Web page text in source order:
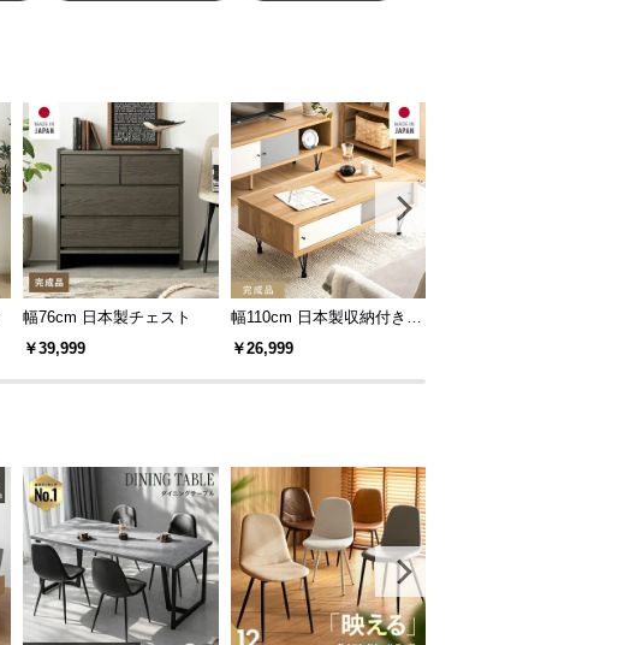
幅76cm 日本製チェスト
￥39,999
幅110cm 日本製収納付きセ
ンターテーブル TCT-007
￥26,999